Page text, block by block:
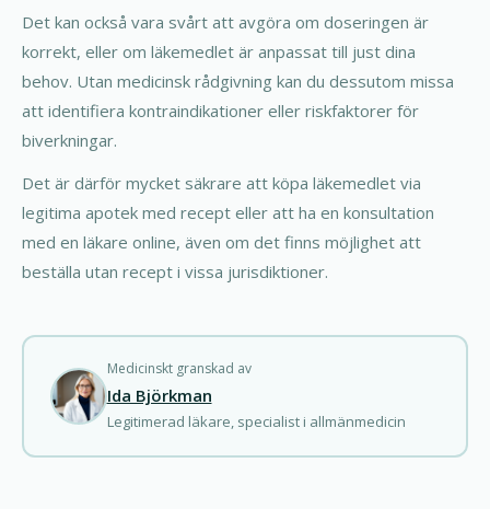
Det kan också vara svårt att avgöra om doseringen är
korrekt, eller om läkemedlet är anpassat till just dina
behov. Utan medicinsk rådgivning kan du dessutom missa
att identifiera kontraindikationer eller riskfaktorer för
biverkningar.
Det är därför mycket säkrare att köpa läkemedlet via
legitima apotek med recept eller att ha en konsultation
med en läkare online, även om det finns möjlighet att
beställa utan recept i vissa jurisdiktioner.
Medicinskt granskad av
Ida Björkman
Legitimerad läkare, specialist i allmänmedicin